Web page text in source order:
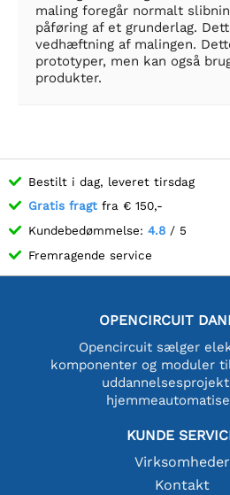
maling foregår normalt
påføring af et grunderlag.
vedhæftning af malingen.
prototyper, men kan også
produkter.
Bestilt i dag, leveret tirsdag
Gratis fragt fra € 150,-
Kundebedømmelse: 4.8 / 5
Fremragende service
OPENCIRCUIT
Opencircuit sælger
komponenter og moduler
KUNDE
Virksomheder
Kontakt